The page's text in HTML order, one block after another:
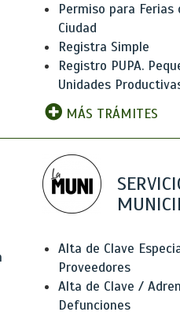
Permiso para Ferias
Ciudad
Registra Simple
Registro PUPA.
Unidades
MÁS TRÁMITES
Alta de Clave
Proveedores
Alta de Clave /
Defunciones